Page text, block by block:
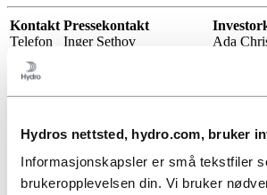
Hydros nettsted, hydro.com, bruker
Informasjonskapsler er små tekstfiler
brukeropplevelsen din. Vi bruker
Kontakt
Telefon
Email
Pressekontakt
Inger Sethov
Ada